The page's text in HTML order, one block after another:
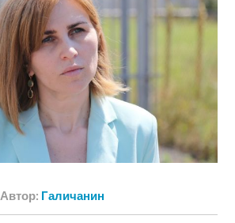
Автор: Галичанин